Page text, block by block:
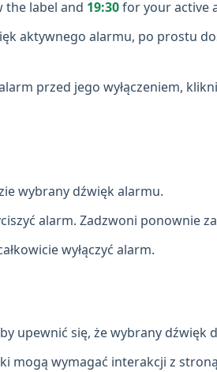
the label and 19:30for your active
aktywnego alarmu, po prostu
przed jego wyłączeniem,
wybrany dźwięk alarmu.
alarm. Zadzwoni ponownie
wyłączyć alarm.
upewnić się, że wybrany dźwięk
mogą wymagać interakcji z